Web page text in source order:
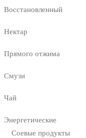
Восстановленный
Нектар
Прямого отжима
Смузи
Чай
Энергетические
Соевые продукты